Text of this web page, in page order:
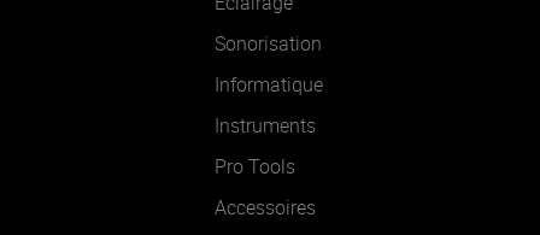
Sonorisation
Informatique
Instruments
Pro Tools
Accessoires